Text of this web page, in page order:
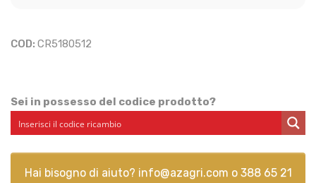
COD: CR5180512
Sei in possesso del codice prodotto?
Hai bisogno di aiuto? info@azagri.com o 388 65 21